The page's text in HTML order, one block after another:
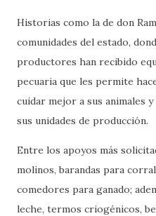
Historias como la de don
comunidades del estado,
productores han recibido
pecuaria que les permite
cuidar mejor a sus animales
sus unidades de producción.
Entre los apoyos más
molinos, barandas para
comedores para ganado;
leche, termos criogénicos,